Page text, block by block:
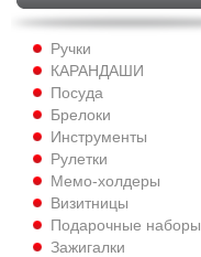
Ручки
КАРАНДАШИ
Посуда
Брелоки
Инструменты
Рулетки
Мемо-холдеры
Визитницы
Подарочные наборы
Зажигалки